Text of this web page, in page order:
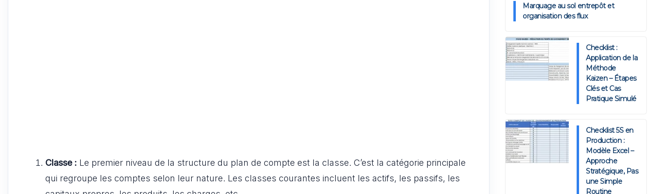
Classe : Le premier niveau de la structure du plan de compte est la classe. C’est la catégorie principale
qui regroupe les comptes selon leur nature. Les classes courantes incluent les actifs, les passifs, les
Marquage au sol entrepôt et
organisation des flux
Checklist :
Application de la
Méthode
Kaizen – Étapes
Clés et Cas
Pratique Simulé
Checklist 5S en
Production :
Modèle Excel –
Approche
Stratégique, Pas
une Simple
Routine